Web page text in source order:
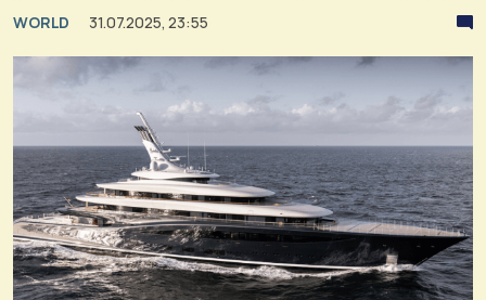
WORLD 31.07.2025, 23:55